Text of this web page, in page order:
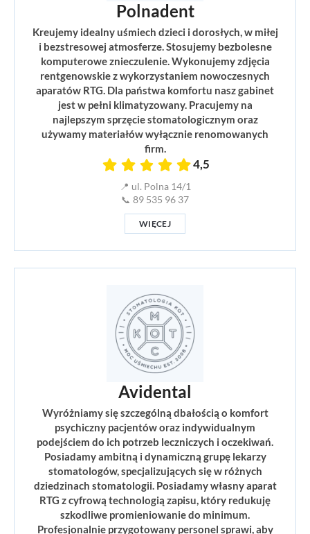
Polnadent
Kreujemy idealny uśmiech dzieci i dorosłych, w miłej
i bezstresowej atmosferze. Stosujemy bezbolesne
komputerowe znieczulenie. Wykonujemy zdjęcia
rentgenowskie z wykorzystaniem nowoczesnych
aparatów RTG. Dla państwa komfortu nasz gabinet
jest w pełni klimatyzowany. Pracujemy na
najlepszym sprzęcie stomatologicznym oraz
używamy materiałów wyłącznie renomowanych
firm.
4,5
📍 ul. Polna 14/1
📞 89 535 96 37
WIĘCEJ
Avidental
Wyróżniamy się szczególną dbałością o komfort
psychiczny pacjentów oraz indywidualnym
podejściem do ich potrzeb leczniczych i oczekiwań.
Posiadamy ambitną i dynamiczną grupę lekarzy
stomatologów, specjalizujących się w różnych
dziedzinach stomatologii. Posiadamy własny aparat
RTG z cyfrową technologią zapisu, który redukuję
szkodliwe promieniowanie do minimum.
Profesjonalnie przygotowany personel sprawi, aby